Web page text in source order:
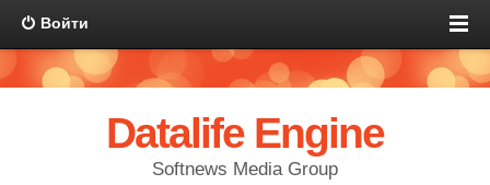
Войти
Datalife Engine
Softnews Media Group